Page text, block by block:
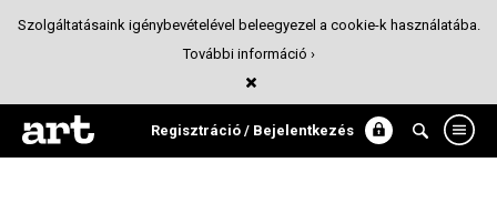
Regisztráció / Bejelentkezés
Hanafuda - Virágkártya / redesign
Játék design
Szolgáltatásaink igénybevételével beleegyezel a cookie-k használatába.
További információ ›